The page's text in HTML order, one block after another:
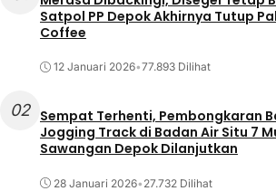
Satpol PP Depok Akhirnya Tutup
Coffee
12 Januari 2026•77.893 Dilihat
02
Sempat Terhenti, Pembongkaran
Jogging Track di Badan Air Situ 7
Sawangan Depok Dilanjutkan
28 Januari 2026• 27.732 Dilihat